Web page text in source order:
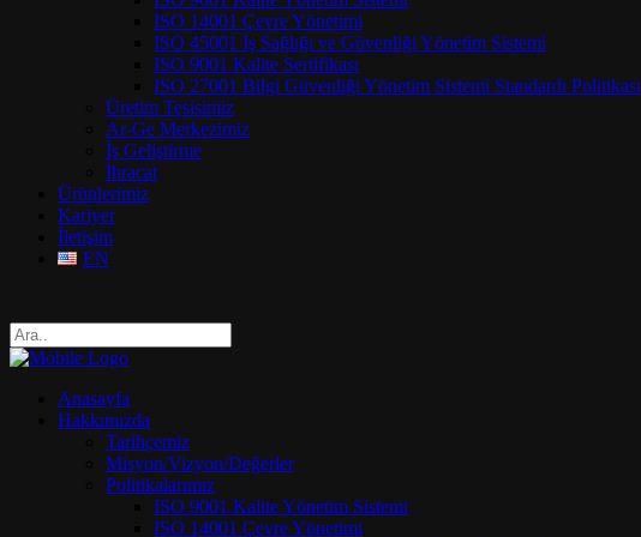
ISO 14001 Çevre Yönetimi
ISO 45001 İş Sağlığı ve Güvenliği Yönetim Sistemi
ISO 9001 Kalite Sertifikası
ISO 27001 Bilgi Güvenliği Yönetim Sistemi Standardı Politikası
Üretim Tesisimiz
Ar-Ge Merkezimiz
İş Geliştirme
İhracat
Ürünlerimiz
Kariyer
İletişim
EN
Anasayfa
Hakkımızda
Tarihçemiz
Misyon/Vizyon/Değerler
Politikalarımız
ISO 9001 Kalite Yönetim Sistemi
ISO 14001 Çevre Yönetimi